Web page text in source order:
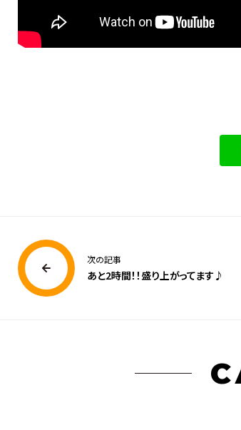
次の記事
あと2時間！！盛り上がってます♪